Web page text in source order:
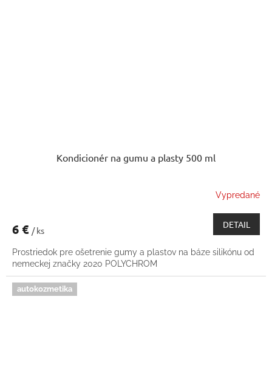
Kondicionér na gumu a plasty 500 ml
Vypredané
6 € / ks
DETAIL
Prostriedok pre ošetrenie gumy a plastov na báze silikónu od
nemeckej značky 2020 POLYCHROM
autokozmetika